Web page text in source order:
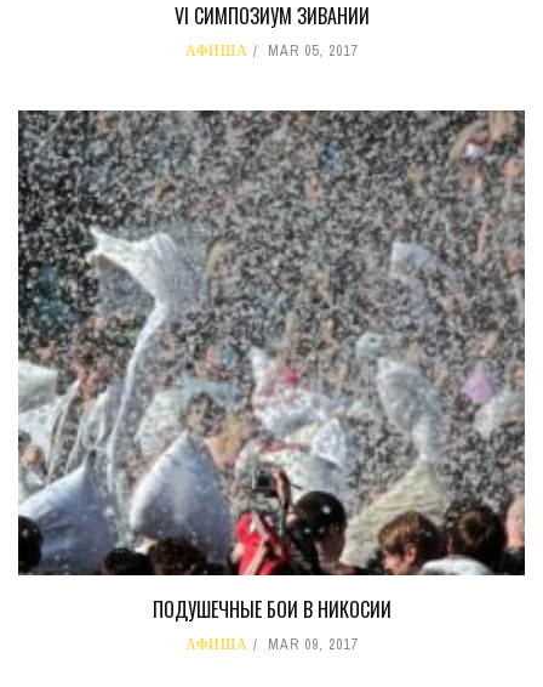
VI СИМПОЗИУМ ЗИВАНИИ
АФИША MAR 05, 2017
ПОДУШЕЧНЫЕ БОИ В НИКОСИИ
АФИША MAR 09, 2017